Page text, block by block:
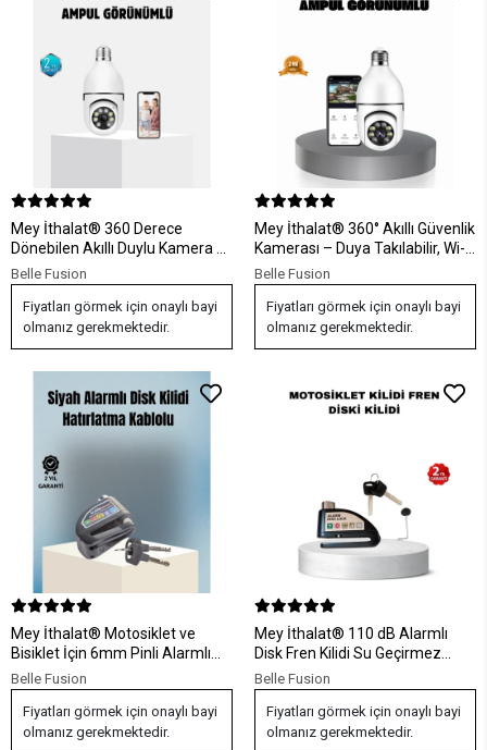
Mey İthalat® 360 Derece
Dönebilen Akıllı Duylu Kamera –
PTZ, Uzaktan Kontrol, Hareket
Algılama
Belle Fusion
Fiyatları görmek için onaylı bayi
olmanız gerekmektedir.
Mey İthalat® 360° Akıllı Güvenlik
Kamerası – Duya Takılabilir, Wi-Fi
Bağlantılı, Hareket Sensörlü
Belle Fusion
Fiyatları görmek için onaylı bayi
olmanız gerekmektedir.
Mey İthalat® Motosiklet ve
Bisiklet İçin 6mm Pinli Alarmlı
Disk Kilidi
Belle Fusion
Fiyatları görmek için onaylı bayi
olmanız gerekmektedir.
Mey İthalat® 110 dB Alarmlı
Disk Fren Kilidi Su Geçirmez
Çelik Gövde Motosiklet Güvenlik
Belle Fusion
Fiyatları görmek için onaylı bayi
olmanız gerekmektedir.